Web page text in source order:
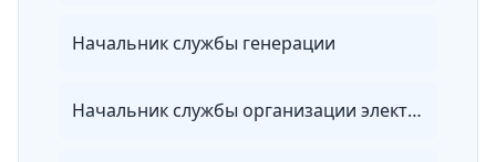
Начальник службы генерации
Начальник службы организации электроэнергетики